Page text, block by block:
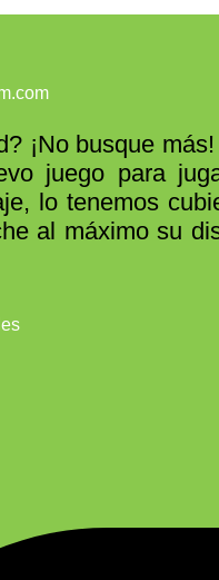
¡No busque
juego para
lo tenemos
al máximo su